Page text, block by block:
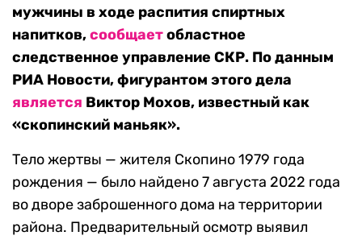
мужчины в ходе распития спиртных
напитков,сообщаетобластное
следственное управление СКР. По данным
РИА Новости, фигурантом этого дела
является Виктор Мохов, известный как
«скопинский маньяк».
Тело жертвы — жителя Скопино 1979 года
рождения — было найдено 7 августа 2022 года
во дворе заброшенного дома на территории
района. Предварительный осмотр выявил